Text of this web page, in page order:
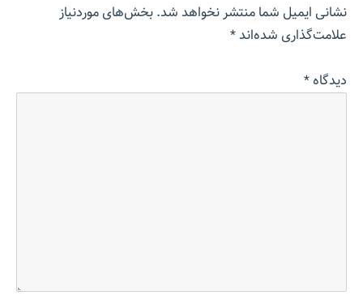
نشانی ایمیل شما منتشر نخواهد شد.بخش‌های موردنیاز
علامت‌گذاری شده‌اند*
دیدگاه*